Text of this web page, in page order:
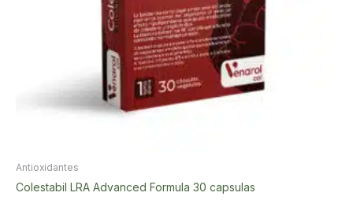
Antioxidantes
Colestabil LRA Advanced Formula 30 capsulas